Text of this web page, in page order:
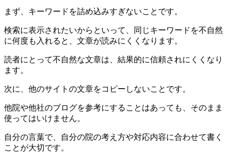
まず、キーワードを詰め込みすぎないことです。
検索に表示されたいからといって、同じキーワードを不自然
に何度も入れると、文章が読みにくくなります。
読者にとって不自然な文章は、結果的に信頼されにくくなり
ます。
次に、他のサイトの文章をコピーしないことです。
他院や他社のブログを参考にすることはあっても、そのまま
使ってはいけません。
自分の言葉で、自分の院の考え方や対応内容に合わせて書く
ことが大切です。